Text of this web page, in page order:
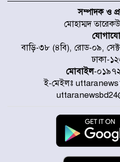
স্মৃতি
রাজধানীর
অফিসের
সদস্যকে
করেছে
হরমুজ
চূড়ান্ত
প্রত্যেক
হবে, সে
সম্পাদক ও
মোহাম্মদ
বাড়ি-৩৮ (৪বি), রোড-০৯,
ঢাকা-
মোবাইল-
ই-মেইলঃ